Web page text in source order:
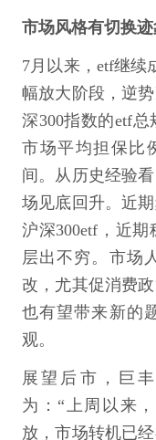
市场风格有切换
7月以来，etf继续
幅放大阶段，逆
深300指数的etf
市场平均担保比
间。从历史经验
场见底回升。近
沪深300etf，近
层出不穷。市场
改，尤其促消费
也有望带来新的
观。
展望后市，巨
为：“上周以来
放，市场转机已